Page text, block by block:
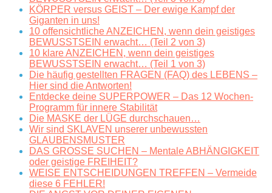
KÖRPER versus GEIST – Der ewige Kampf der
Giganten in uns!
10 offensichtliche ANZEICHEN, wenn dein geistiges
BEWUSSTSEIN erwacht… (Teil 2 von 3)
10 klare ANZEICHEN, wenn dein geistiges
BEWUSSTSEIN erwacht… (Teil 1 von 3)
Die häufig gestellten FRAGEN (FAQ) des LEBENS –
Hier sind die Antworten!
Entdecke deine SUPERPOWER – Das 12 Wochen-
Programm für innere Stabilität
Die MASKE der LÜGE durchschauen…
Wir sind SKLAVEN unserer unbewussten
GLAUBENSMUSTER
DAS GROSSE SUCHEN – Mentale ABHÄNGIGKEIT
oder geistige FREIHEIT?
WEISE ENTSCHEIDUNGEN TREFFEN – Vermeide
diese 6 FEHLER!